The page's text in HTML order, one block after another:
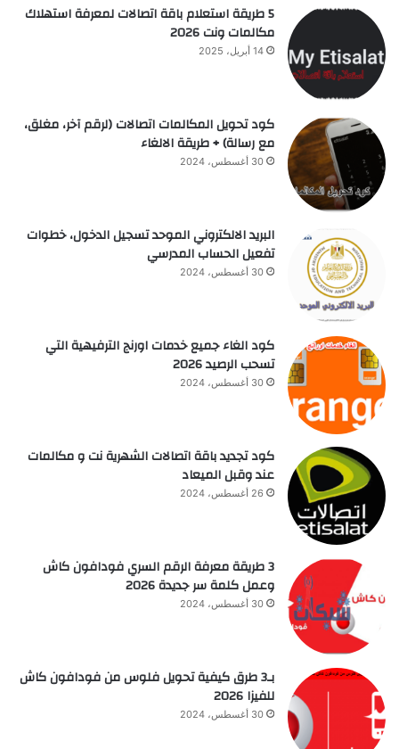
5 طريقة استعلام باقة اتصالات لمعرفة استهلاك
مكالمات ونت 2026
14 أبريل، 2025
كود تحويل المكالمات اتصالات (لرقم آخر، مغلق،
مع رسالة) + طريقة الالغاء
30 أغسطس، 2024
البريد الالكتروني الموحد تسجيل الدخول، خطوات
تفعيل الحساب المدرسي
30 أغسطس، 2024
كود الغاء جميع خدمات اورنج الترفيهية التي
تسحب الرصيد 2026
30 أغسطس، 2024
كود تجديد باقة اتصالات الشهرية نت و مكالمات
عند وقبل الميعاد
26 أغسطس، 2024
3 طريقة معرفة الرقم السري فودافون كاش
وعمل كلمة سر جديدة 2026
30 أغسطس، 2024
بـ3 طرق كيفية تحويل فلوس من فودافون كاش
للفيزا 2026
30 أغسطس، 2024